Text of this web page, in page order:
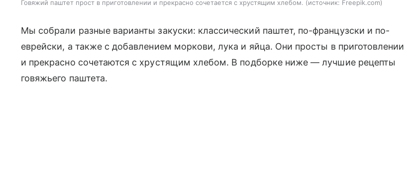
Говяжий паштет прост в приготовлении и прекрасно сочетается с хрустящим хлебом. источник: Freepik.com
Мы собрали разные варианты закуски: классический паштет, по-французски и по-
еврейски, а также с добавлением моркови, лука и яйца. Они просты в приготовлении
и прекрасно сочетаются с хрустящим хлебом. В подборке ниже — лучшие рецепты
говяжьего паштета.